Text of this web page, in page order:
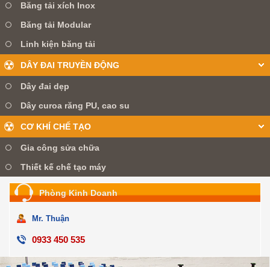
Băng tải xích Inox
Băng tải Modular
Linh kiện băng tải
DÂY ĐAI TRUYỀN ĐỘNG
Dây đai dẹp
Dây curoa răng PU, cao su
CƠ KHÍ CHẾ TẠO
Gia công sửa chữa
Thiết kế chế tạo máy
Phòng Kinh Doanh
Mr. Thuận
0933 450 535